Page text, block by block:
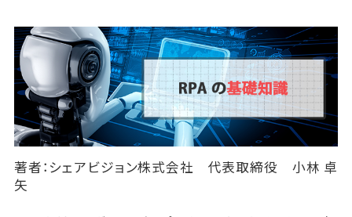
著者：シェアビジョン株式会社 代表取締役 小林 卓
矢